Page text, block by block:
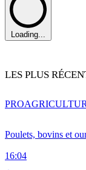
Loading...
LES PLUS
Poulets, bovins et
16:04
PRO